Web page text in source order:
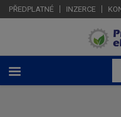
PŘEDPLATNÉ INZERCE